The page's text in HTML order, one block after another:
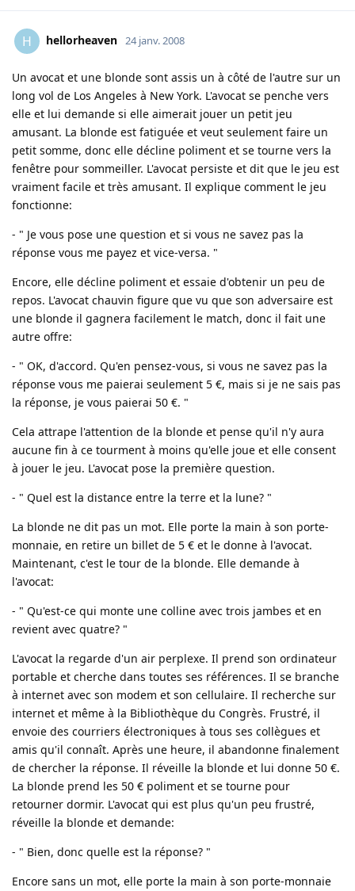
H hellorheaven 24 janv. 2008
Un avocat et une blonde sont assis un à côté de l'autre sur un
long vol de Los Angeles à New York. L'avocat se penche vers
elle et lui demande si elle aimerait jouer un petit jeu
amusant. La blonde est fatiguée et veut seulement faire un
petit somme, donc elle décline poliment et se tourne vers la
fenêtre pour sommeiller. L'avocat persiste et dit que le jeu est
vraiment facile et très amusant. Il explique comment le jeu
fonctionne:
- " Je vous pose une question et si vous ne savez pas la
réponse vous me payez et vice-versa. "
Encore, elle décline poliment et essaie d'obtenir un peu de
repos. L'avocat chauvin figure que vu que son adversaire est
une blonde il gagnera facilement le match, donc il fait une
autre offre:
- " OK, d'accord. Qu'en pensez-vous, si vous ne savez pas la
réponse vous me paierai seulement 5 €, mais si je ne sais pas
la réponse, je vous paierai 50 €. "
Cela attrape l'attention de la blonde et pense qu'il n'y aura
aucune fin à ce tourment à moins qu'elle joue et elle consent
à jouer le jeu. L'avocat pose la première question.
- " Quel est la distance entre la terre et la lune? "
La blonde ne dit pas un mot. Elle porte la main à son porte-
monnaie, en retire un billet de 5 € et le donne à l'avocat.
Maintenant, c'est le tour de la blonde. Elle demande à
l'avocat:
- " Qu'est-ce qui monte une colline avec trois jambes et en
revient avec quatre? "
L'avocat la regarde d'un air perplexe. Il prend son ordinateur
portable et cherche dans toutes ses références. Il se branche
à internet avec son modem et son cellulaire. Il recherche sur
internet et même à la Bibliothèque du Congrès. Frustré, il
envoie des courriers électroniques à tous ses collègues et
amis qu'il connaît. Après une heure, il abandonne finalement
de chercher la réponse. Il réveille la blonde et lui donne 50 €.
La blonde prend les 50 € poliment et se tourne pour
retourner dormir. L'avocat qui est plus qu'un peu frustré,
réveille la blonde et demande:
- " Bien, donc quelle est la réponse? "
Encore sans un mot, elle porte la main à son porte-monnaie